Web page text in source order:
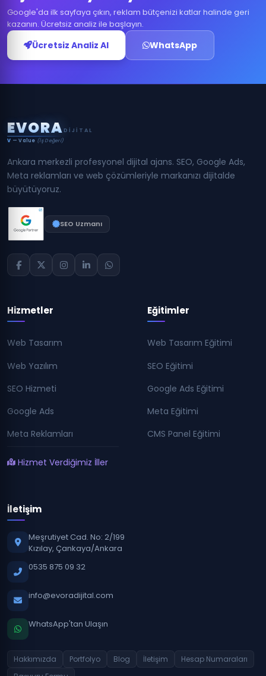
Google'da ilk sayfaya çıkın, reklam bütçenizi katlar halinde geri
kazanın. Ücretsiz analiz ile başlayın.
Ücretsiz Analiz Al WhatsApp
EVORA DIJITAL
V — Value (İş Değeri)
Ankara merkezli profesyonel dijital ajans. SEO, Google Ads,
Meta reklamları ve web çözümleriyle markanızı dijitalde
büyütüyoruz.
SEO Uzmanı
Hizmetler
Web Tasarım
Web Yazılım
SEO Hizmeti
Google Ads
Meta Reklamları
Hizmet Verdiğimiz İller
Eğitimler
Web Tasarım Eğitimi
SEO Eğitimi
Google Ads Eğitimi
Meta Eğitimi
CMS Panel Eğitimi
İletişim
Meşrutiyet Cad. No: 2/199
Kızılay, Çankaya/Ankara
0535 875 09 32
info@evoradijital.com
WhatsApp'tan Ulaşın
Hakkımızda Portfolyo Blog İletişim
Hesap Numaraları